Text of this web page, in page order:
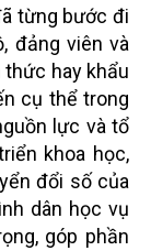
từng bước đi
đảng viên và
thức hay khẩu
cụ thể trong
lực và tổ
khoa học,
đổi số của
dân học vụ
góp phần